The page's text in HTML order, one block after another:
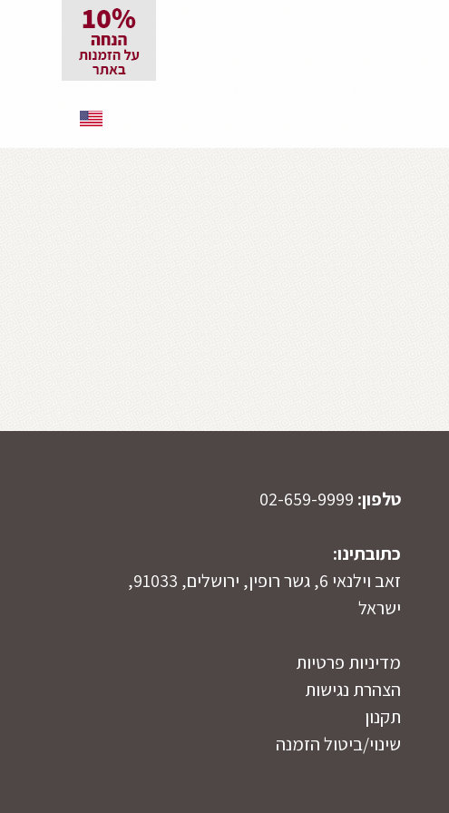
טלפון:
כתובתינו:
זאב וילנאי 6, גשר רופין, ירושלים, 91033,
ישראל
מדיניות פרטיות
הצהרת נגישות
תקנון
שינוי/ביטול הזמנה